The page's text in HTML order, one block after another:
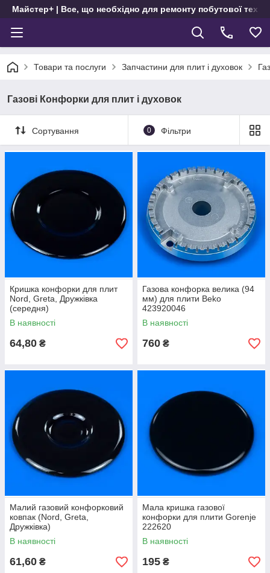
Майстер+ | Все, що необхідно для ремонту побутової
Товари та послуги Запчастини для плит і духовок
Газові Конфорки для плит і духовок
Сортування 0 Фільтри
Кришка конфорки для плит
Nord, Greta, Дружківка
(середня)
В наявності
64,80 ₴
Газова конфорка велика (94
мм) для плити Beko
423920046
В наявності
760 ₴
Малий газовий конфорковий
ковпак (Nord, Greta,
Дружківка)
В наявності
61,60 ₴
Мала кришка газової
конфорки для плити Gorenje
222620
В наявності
195 ₴